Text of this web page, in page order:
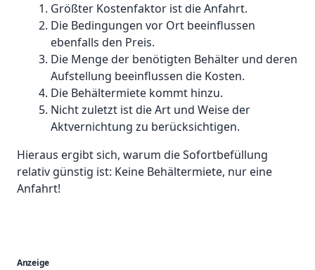
Größter Kostenfaktor ist die Anfahrt.
Die Bedingungen vor Ort beeinflussen
ebenfalls den Preis.
Die Menge der benötigten Behälter und deren
Aufstellung beeinflussen die Kosten.
Die Behältermiete kommt hinzu.
Nicht zuletzt ist die Art und Weise der
Aktvernichtung zu berücksichtigen.
Hieraus ergibt sich, warum die Sofortbefüllung
relativ günstig ist: Keine Behältermiete, nur eine
Anfahrt!
Anzeige